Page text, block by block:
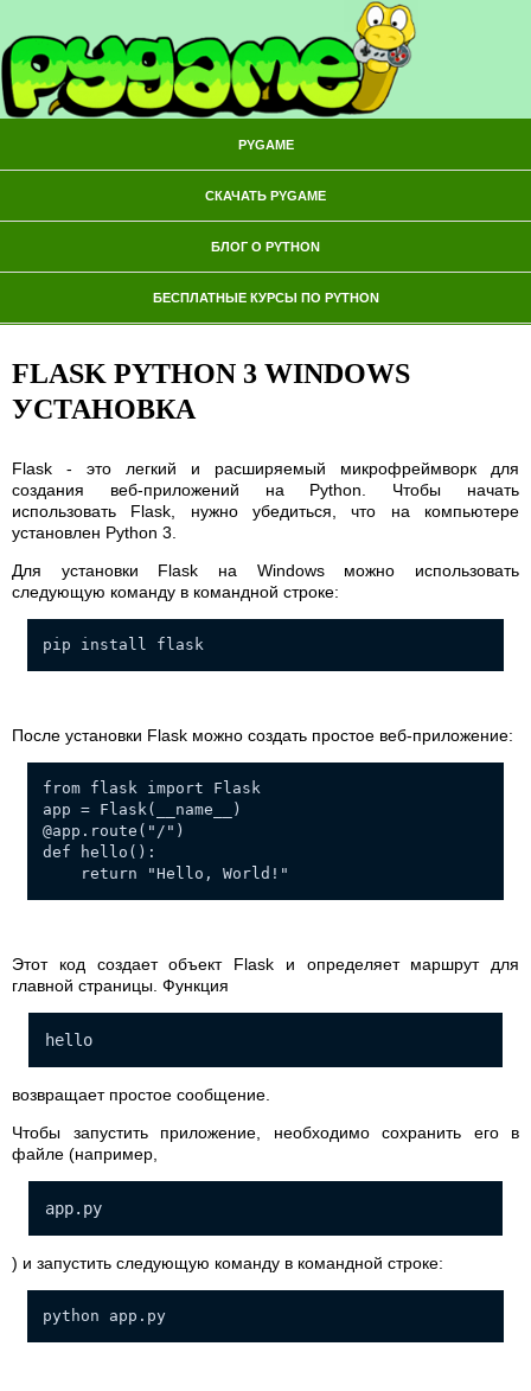
PYGAME
СКАЧАТЬ PYGAME
БЛОГ О PYTHON
БЕСПЛАТНЫЕ КУРСЫ ПО PYTHON
FLASK PYTHON 3 WINDOWS
УСТАНОВКА
Flask - это легкий и расширяемый микрофреймворк для
создания веб-приложений на Python. Чтобы начать
использовать Flask, нужно убедиться, что на компьютере
установлен Python 3.
Для установки Flask на Windows можно использовать
следующую команду в командной строке:
pip install flask
После установки Flask можно создать простое веб-приложение:
from flask import Flask
app = Flask(__name__)
@app.route("/")
def hello():
return "Hello, World!"
Этот код создает объект Flask и определяет маршрут для
главной страницы. Функция
hello
возвращает простое сообщение.
Чтобы запустить приложение, необходимо сохранить его в
файле (например,
app.py
) и запустить следующую команду в командной строке:
python app.py